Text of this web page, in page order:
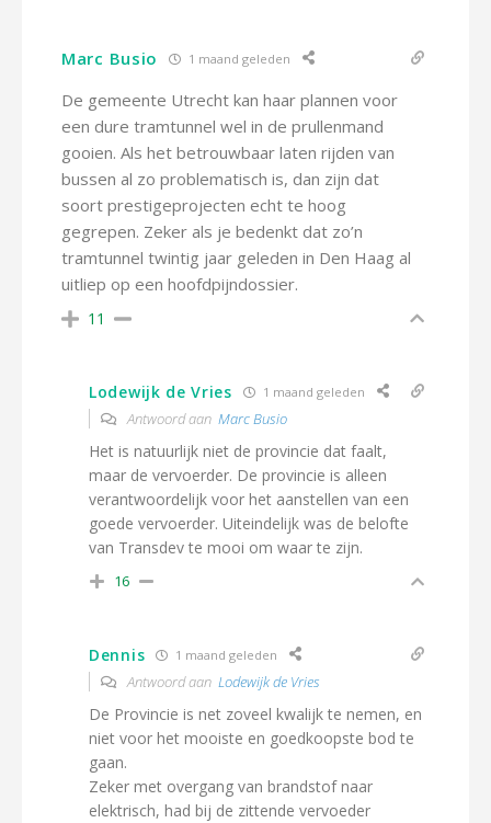
Marc Busio 1 maand geleden
De gemeente Utrecht kan haar plannen voor
een dure tramtunnel wel in de prullenmand
gooien. Als het betrouwbaar laten rijden van
bussen al zo problematisch is, dan zijn dat
soort prestigeprojecten echt te hoog
gegrepen. Zeker als je bedenkt dat zo’n
tramtunnel twintig jaar geleden in Den Haag al
uitliep op een hoofdpijndossier.
11
Lodewijk de Vries 1 maand geleden
Antwoord aan Marc Busio
Het is natuurlijk niet de provincie dat faalt,
maar de vervoerder. De provincie is alleen
verantwoordelijk voor het aanstellen van een
goede vervoerder. Uiteindelijk was de belofte
van Transdev te mooi om waar te zijn.
16
Dennis 1 maand geleden
Antwoord aan Lodewijk de Vries
De Provincie is net zoveel kwalijk te nemen, en
niet voor het mooiste en goedkoopste bod te
gaan.
Zeker met overgang van brandstof naar
elektrisch, had bij de zittende vervoeder